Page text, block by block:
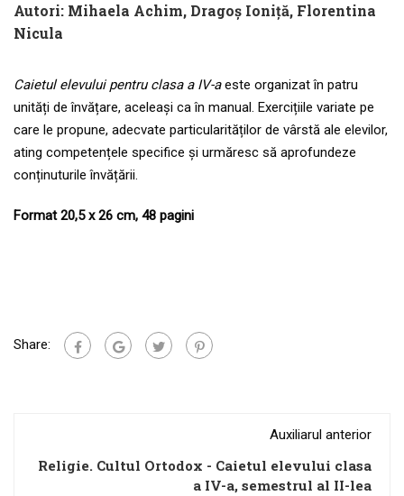
Autori: Mihaela Achim, Dragoş Ioniţă, Florentina
Nicula
Caietul elevului pentru clasa a IV-aeste organizat în patru
unități de învățare, aceleași ca în manual. Exercițiile variate pe
care le propune, adecvate particularităților de vârstă ale elevilor,
ating competențele specifice și urmăresc să aprofundeze
conținuturile învățării.
Format 20,5 x 26 cm, 48 pagini
Share:
Auxiliarul anterior
Religie. Cultul Ortodox - Caietul elevului clasa
a IV-a, semestrul al II-lea